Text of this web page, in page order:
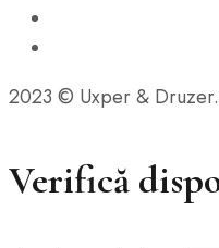
2023 © Uxper &
Verifică